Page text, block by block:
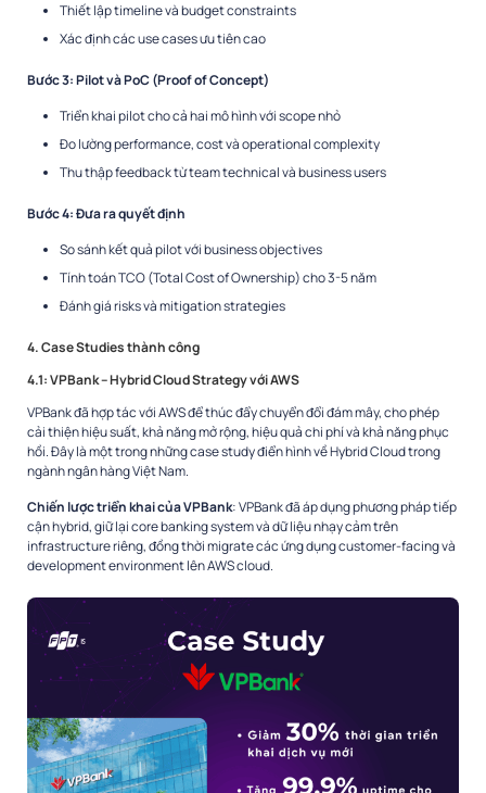
Thiết lập timeline và budget constraints
Xác định các use cases ưu tiên cao
Bước 3: Pilot và PoC (Proof of Concept)
Triển khai pilot cho cả hai mô hình với scope nhỏ
Đo lường performance, cost và operational complexity
Thu thập feedback từ team technical và business users
Bước 4: Đưa ra quyết định
So sánh kết quả pilot với business objectives
Tính toán TCO (Total Cost of Ownership) cho 3-5 năm
Đánh giá risks và mitigation strategies
4. Case Studies thành công
4.1: VPBank – Hybrid Cloud Strategy với AWS
VPBank đã hợp tác với AWS để thúc đẩy chuyển đổi đám mây, cho phép
cải thiện hiệu suất, khả năng mở rộng, hiệu quả chi phí và khả năng phục
hồi. Đây là một trong những case study điển hình về Hybrid Cloud trong
ngành ngân hàng Việt Nam.
Chiến lược triển khai của VPBank: VPBank đã áp dụng phương pháp tiếp
cận hybrid, giữ lại core banking system và dữ liệu nhạy cảm trên
infrastructure riêng, đồng thời migrate các ứng dụng customer-facing và
development environment lên AWS cloud.